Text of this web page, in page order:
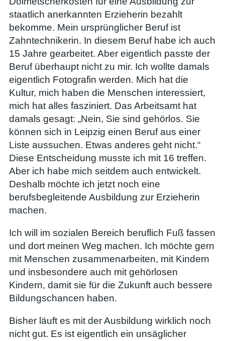
staatlich anerkannten Erzieherin bezahlt
bekomme. Mein ursprünglicher Beruf ist
Zahntechnikerin. In diesem Beruf habe ich auch
15 Jahre gearbeitet. Aber eigentlich passte der
Beruf überhaupt nicht zu mir. Ich wollte damals
eigentlich Fotografin werden. Mich hat die
Kultur, mich haben die Menschen interessiert,
mich hat alles fasziniert. Das Arbeitsamt hat
damals gesagt: „Nein, Sie sind gehörlos. Sie
können sich in Leipzig einen Beruf aus einer
Liste aussuchen. Etwas anderes geht nicht.“
Diese Entscheidung musste ich mit 16 treffen.
Aber ich habe mich seitdem auch entwickelt.
Deshalb möchte ich jetzt noch eine
berufsbegleitende Ausbildung zur Erzieherin
machen.
Ich will im sozialen Bereich beruflich Fuß fassen
und dort meinen Weg machen. Ich möchte gern
mit Menschen zusammenarbeiten, mit Kindern
und insbesondere auch mit gehörlosen
Kindern, damit sie für die Zukunft auch bessere
Bildungschancen haben.
Bisher läuft es mit der Ausbildung wirklich noch
nicht gut. Es ist eigentlich ein unsäglicher